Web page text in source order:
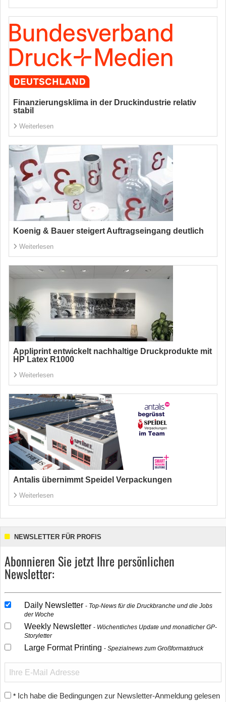
Finanzierungsklima in der Druckindustrie relativ
stabil
Weiterlesen
Koenig & Bauer steigert Auftragseingang deutlich
Weiterlesen
Appliprint entwickelt nachhaltige Druckprodukte mit
HP Latex R1000
Weiterlesen
Antalis übernimmt Speidel Verpackungen
Weiterlesen
NEWSLETTER FÜR PROFIS
Abonnieren Sie jetzt Ihre persönlichen
Newsletter:
Daily Newsletter
Top-News für die Druckbranche und die Jobs
der Woche
Weekly Newsletter
Wöchentliches Update und monatlicher GP-
Storyletter
Large Format Printing Spezialnews zum Großformatdruck
* Ich habe die Bedingungen zur Newsletter-Anmeldung gelesen